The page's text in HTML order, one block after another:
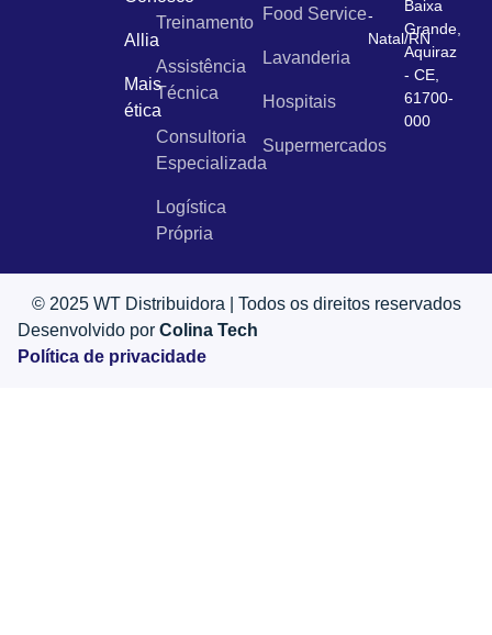
Allia
Mais
ética
Treinamento
Assistência
Técnica
Consultoria
Especializada
Logística
Própria
Food Service
Lavanderia
Hospitais
Supermercados
-
Natal/RN
Baixa
Grande,
Aquiraz
- CE,
61700-
000
© 2025 WT Distribuidora | Todos os direitos reservados
Desenvolvido por Colina Tech
Política de privacidade